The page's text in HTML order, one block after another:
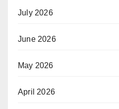
July 2026
June 2026
May 2026
April 2026